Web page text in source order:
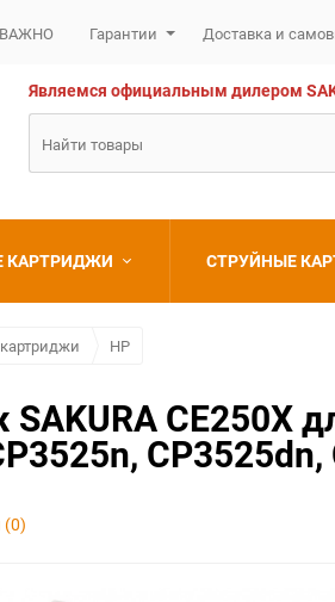
ВАЖНО Гарантии Доставка и
Являемся официальным дилером
КАРТРИДЖИ
Canon
Epson
СТРУЙНЫЕ
HP
CE250X